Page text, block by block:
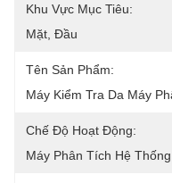
Khu Vực Mục Tiêu:
Mặt, Đầu
Tên Sản Phẩm:
Máy Kiểm Tra Da Máy
Chế Độ Hoạt Động:
Máy Phân Tích Hệ